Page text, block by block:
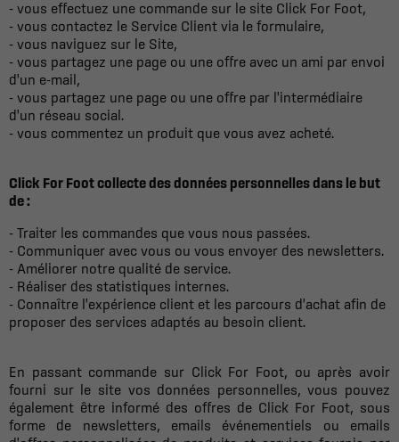
- vous effectuez une commande sur le site Click For Foot,
- vous contactez le Service Client via le formulaire,
- vous naviguez sur le Site,
- vous partagez une page ou une offre avec un ami par envoi
d'un e-mail,
- vous partagez une page ou une offre par l'intermédiaire
d'un réseau social.
- vous commentez un produit que vous avez acheté.
Click For Foot collecte des données personnelles dans le but
de :
- Traiter les commandes que vous nous passées.
- Communiquer avec vous ou vous envoyer des newsletters.
- Améliorer notre qualité de service.
- Réaliser des statistiques internes.
- Connaître l'expérience client et les parcours d'achat afin de
proposer des services adaptés au besoin client.
En passant commande sur Click For Foot, ou après avoir
fourni sur le site vos données personnelles, vous pouvez
également être informé des offres de Click For Foot, sous
forme de newsletters, emails événementiels ou emails